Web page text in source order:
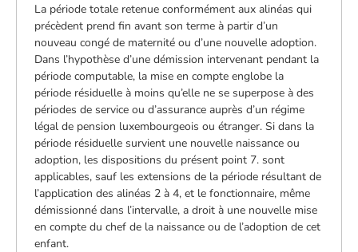
La période totale retenue conformément aux alinéas qui
précèdent prend fin avant son terme à partir d’un
nouveau congé de maternité ou d’une nouvelle adoption.
Dans l’hypothèse d’une démission intervenant pendant la
période computable, la mise en compte englobe la
période résiduelle à moins qu’elle ne se superpose à des
périodes de service ou d’assurance auprès d’un régime
légal de pension luxembourgeois ou étranger. Si dans la
période résiduelle survient une nouvelle naissance ou
adoption, les dispositions du présent point 7. sont
applicables, sauf les extensions de la période résultant de
l’application des alinéas 2 à 4, et le fonctionnaire, même
démissionné dans l’intervalle, a droit à une nouvelle mise
en compte du chef de la naissance ou de l’adoption de cet
enfant.